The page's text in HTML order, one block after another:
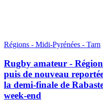
Régions - Midi-Pyrénées - Tarn
Rugby amateur -
puis de nouveau
la demi-finale de
week-end